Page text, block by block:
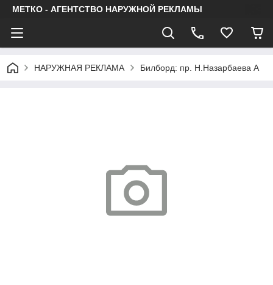
МЕТКО - АГЕНТСТВО НАРУЖНОЙ РЕКЛАМЫ
НАРУЖНАЯ РЕКЛАМА Билборд: пр. Н.Назарбаева А